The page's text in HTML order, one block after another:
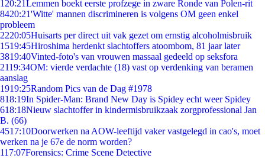
1 20:21Lemmen boekt eerste profzege in zware Ronde van Polen-rit
8420:21'Witte' mannen discrimineren is volgens OM geen enkel
probleem
2220:05Huisarts per direct uit vak gezet om ernstig alcoholmisbruik
1519:45Hiroshima herdenkt slachtoffers atoombom, 81 jaar later
3819:40Vinted-foto's van vrouwen massaal gedeeld op seksfora
2119:34OM: vierde verdachte (18) vast op verdenking van beramen
aanslag
1919:25Random Pics van de Dag #1978
818:19In Spider-Man: Brand New Day is Spidey echt weer Spidey
618:18Nieuw slachtoffer in kindermisbruikzaak zorgprofessional Jan
B. (66)
4517:10Doorwerken na AOW-leeftijd vaker vastgelegd in cao's, moet
werken na je 67e de norm worden?
117:07Forensics: Crime Scene Detective